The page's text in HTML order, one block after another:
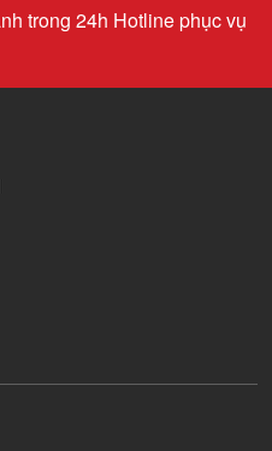
trong 24h Hotline phục vụ